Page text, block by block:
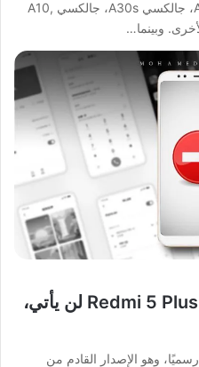
هواتفها الذكية وتتضمن: جالكسي A20، جالكسي A30s، جالكسي A10,
تحديث MIUI 12.0 لهاتف Redmi 5 Plus لن يأتي،
منذ أيام قليلة، رأينا تحديث MIUI 12 رسميًا، وهو الإصدار القادم من